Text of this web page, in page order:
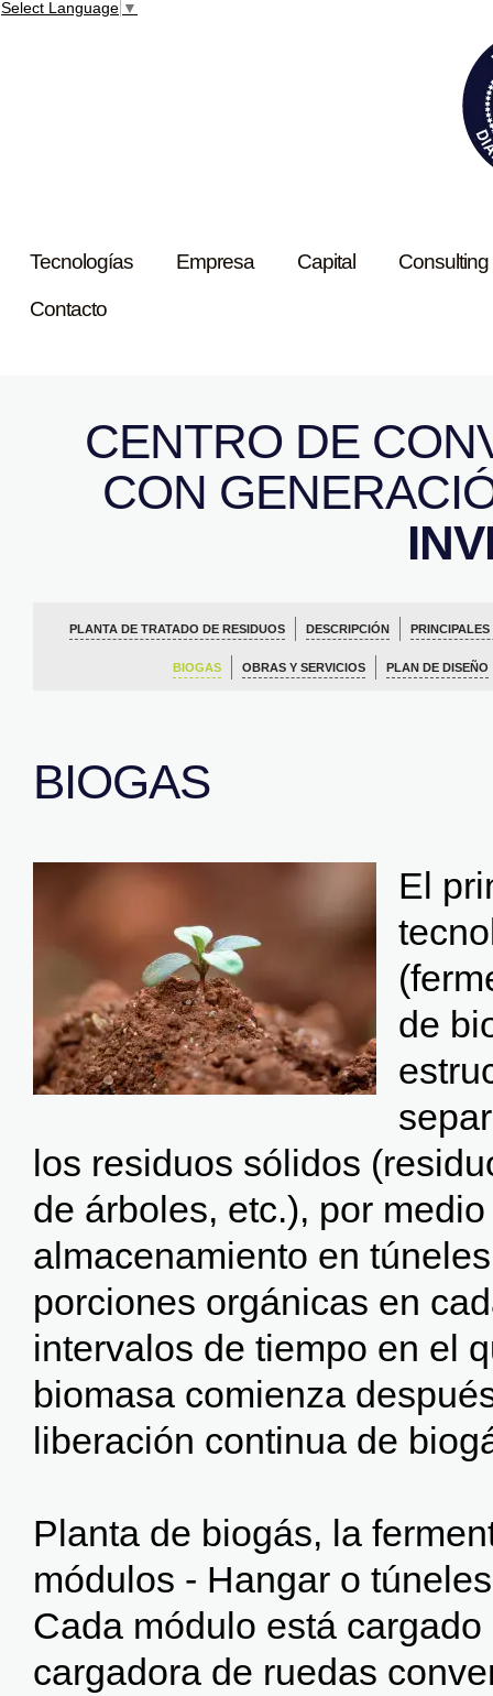
Select Language ▼
Tecnologías Empresa Capital Consulting
Contacto
CENTRO DE
CON
PLANTA DE TRATADO DE RESIDUOS DESCRIPCIÓN
BIOGAS OBRAS Y SERVICIOS PLAN DE DISEÑO
BIOGAS
El
de
los residuos sólidos
de árboles, etc.), por
almacenamiento en
porciones orgánicas en
intervalos de tiempo en el
biomasa comienza
liberación continua de
Planta de biogás, la
módulos - Hangar o
Cada módulo está
cargadora de ruedas